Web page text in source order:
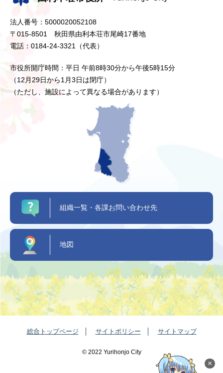
×
法人番号：5000020052108
〒015-8501 秋田県由利本荘市尾崎17番地
電話：0184-24-3321（代表）
市役所開庁時間：平日 午前8時30分から午後5時15分
（12月29日から1月3日は閉庁）
（ただし、施設によって異なる場合があります）
組織一覧・各課お問い合わせ先
地図
総合トップページ サイトポリシー サイトマップ
©️ 2022 Yurihonjo City